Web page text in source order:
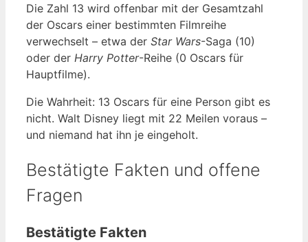
Die Zahl 13 wird offenbar mit der Gesamtzahl
der Oscars einer bestimmten Filmreihe
verwechselt – etwa der Star Wars-Saga (10)
oder der Harry Potter-Reihe (0 Oscars für
Hauptfilme).
Die Wahrheit: 13 Oscars für eine Person gibt es
nicht. Walt Disney liegt mit 22 Meilen voraus –
und niemand hat ihn je eingeholt.
Bestätigte Fakten und offene
Fragen
Bestätigte Fakten